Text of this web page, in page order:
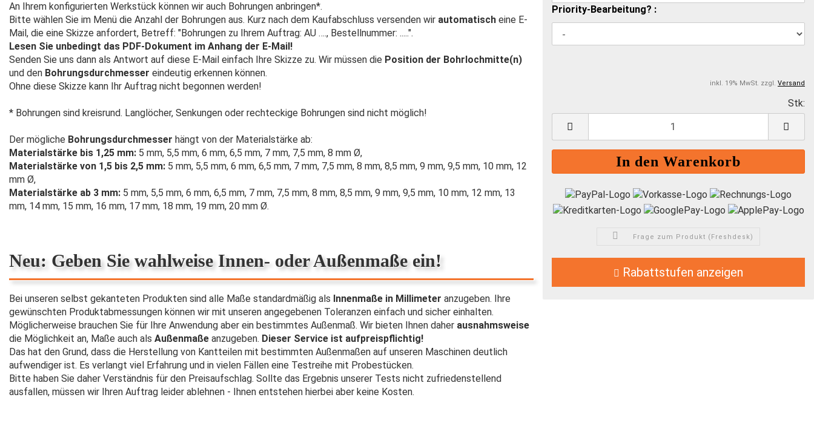
Priority-Bearbeitung? :
inkl. 19% MwSt. zzgl. Versand
Stk:
Frage zum Produkt (Freshdesk)
Rabattstufen anzeigen
An Ihrem konfigurierten Werkstück können wir auch Bohrungen anbringen*.
Bitte wählen Sie im Menü die Anzahl der Bohrungen aus. Kurz nach dem Kaufabschluss versenden wir automatisch eine E-
Mail, die eine Skizze anfordert, Betreff: "Bohrungen zu Ihrem Auftrag: AU …., Bestellnummer: .....".
Lesen Sie unbedingt das PDF-Dokument im Anhang der E-Mail!
Senden Sie uns dann als Antwort auf diese E-Mail einfach Ihre Skizze zu. Wir müssen die Position der Bohrlochmitte(n)
und den Bohrungsdurchmesser eindeutig erkennen können.
Ohne diese Skizze kann Ihr Auftrag nicht begonnen werden!
* Bohrungen sind kreisrund. Langlöcher, Senkungen oder rechteckige Bohrungen sind nicht möglich!
Der mögliche Bohrungsdurchmesser hängt von der Materialstärke ab:
Materialstärke bis 1,25 mm: 5 mm, 5,5 mm, 6 mm, 6,5 mm, 7 mm, 7,5 mm, 8 mm Ø,
Materialstärke von 1,5 bis 2,5 mm: 5 mm, 5,5 mm, 6 mm, 6,5 mm, 7 mm, 7,5 mm, 8 mm, 8,5 mm, 9 mm, 9,5 mm, 10 mm, 12
mm Ø,
Materialstärke ab 3 mm: 5 mm, 5,5 mm, 6 mm, 6,5 mm, 7 mm, 7,5 mm, 8 mm, 8,5 mm, 9 mm, 9,5 mm, 10 mm, 12 mm, 13
mm, 14 mm, 15 mm, 16 mm, 17 mm, 18 mm, 19 mm, 20 mm Ø.
Neu: Geben Sie wahlweise Innen- oder Außenmaße ein!
Bei unseren selbst gekanteten Produkten sind alle Maße standardmäßig als Innenmaße in Millimeter anzugeben. Ihre
gewünschten Produktabmessungen können wir mit unseren angegebenen Toleranzen einfach und sicher einhalten.
Möglicherweise brauchen Sie für Ihre Anwendung aber ein bestimmtes Außenmaß. Wir bieten Ihnen daher ausnahmsweise
die Möglichkeit an, Maße auch als Außenmaße anzugeben. Dieser Service ist aufpreispflichtig!
Das hat den Grund, dass die Herstellung von Kantteilen mit bestimmten Außenmaßen auf unseren Maschinen deutlich
aufwendiger ist. Es verlangt viel Erfahrung und in vielen Fällen eine Testreihe mit Probestücken.
Bitte haben Sie daher Verständnis für den Preisaufschlag. Sollte das Ergebnis unserer Tests nicht zufriedenstellend
ausfallen, müssen wir Ihren Auftrag leider ablehnen - Ihnen entstehen hierbei aber keine Kosten.